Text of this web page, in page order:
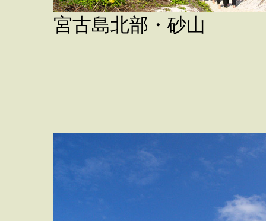
宮古島北部・砂山